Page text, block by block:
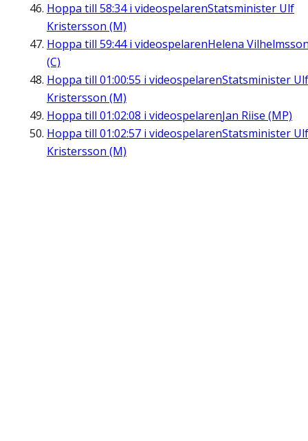
Hoppa till 58:34i videospelarenStatsminister Ulf
Kristersson (M)
Hoppa till 59:44i videospelarenHelena
(C)
Hoppa till 01:00:55 i videospelarenStatsminister Ulf
Kristersson (M)
Hoppa till 01:02:08 i videospelarenJan Riise (MP)
Hoppa till 01:02:57 i videospelarenStatsminister Ulf
Kristersson (M)